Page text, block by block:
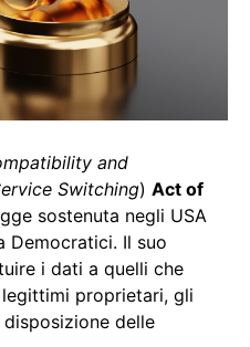
and
Switching) Act of
sostenuta negli USA
Democratici. Il suo
i dati a quelli che
proprietari, gli
delle